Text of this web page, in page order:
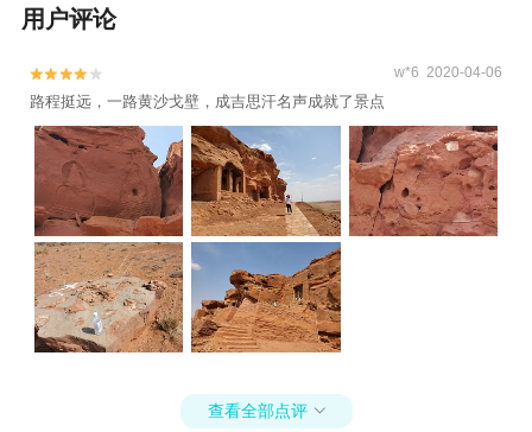
用户评论

 w*6 2020-04-06
路程挺远，一路黄沙戈壁，成吉思汗名声成就了景点
查看全部点评 